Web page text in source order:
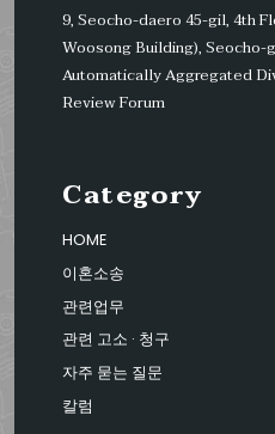
9, Seocho-daero 45-gil, 4th
Woosong Building), Seocho-
Automatically Aggregated
Review Forum
Category
HOME
이혼소송
관련업무
관련 고소 · 청구
자주 묻는 질문
칼럼